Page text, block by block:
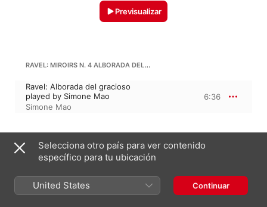
Previsualizar
RAVEL: MIROIRS N. 4 ALBORADA DEL GRACIOSO
Ravel: Alborada del gracioso
played by Simone Mao
Simone Mao
6:36
29 de abril de 2026
1 pista, 6 minutos
℗ 2026 Francesco Libetta
Selecciona otro país para ver contenido
específico para tu ubicación
United States Continuar